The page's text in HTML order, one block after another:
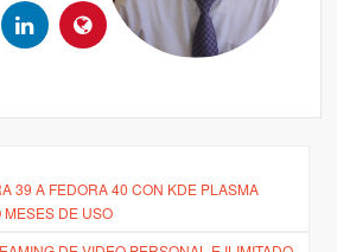
39 A FEDORA 40 CON KDE PLASMA
DE USO